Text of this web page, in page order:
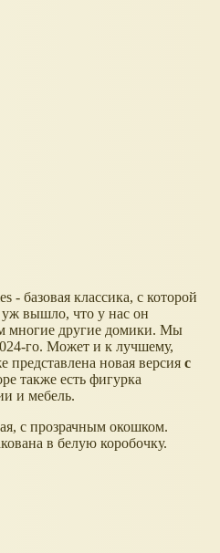
- базовая классика, с которой
уж вышло, что у нас он
многие другие домики. Мы
го. Может и к лучшему,
представлена новая версия с
также есть фигурка
и мебель.
с прозрачным окошком.
в белую коробочку.